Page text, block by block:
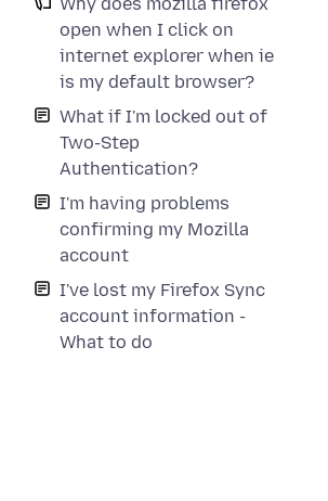
open when I click on
internet explorer when ie
is my default browser?
What if I'm locked out of
Two-Step
Authentication?
I'm having problems
confirming my Mozilla
account
I've lost my Firefox Sync
account information -
What to do